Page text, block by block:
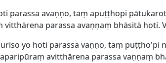
parassa avaṇṇo, taṃ apuṭṭhopi
vitthārena parassa avaṇṇaṃ bhāsitā
yo hoti parassa vaṇṇo, taṃ
avitthārena parassa vaṇṇaṃ